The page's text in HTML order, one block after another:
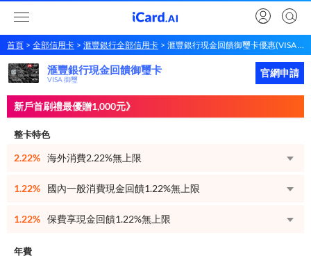
首頁 全部信用卡 滙豐銀行全部信用卡 滙豐銀行現金回饋御璽卡優惠(VISA 御璽)
滙豐銀行現金回饋御璽卡 立即申請
滙豐銀行現金回饋御璽卡
VISA 御璽
官網申請
新戶首刷禮最優贈1,000元》
整卡特色
2.22% 海外消費2.22%無上限
1.22% 國內一般消費現金回饋1.22%無上限
1.22% 保費享現金回饋1.22%無上限
年費